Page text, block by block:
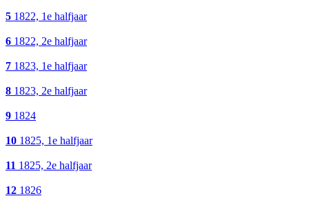
5 1822, 1e halfjaar
6 1822, 2e halfjaar
7 1823, 1e halfjaar
8 1823, 2e halfjaar
9 1824
10 1825, 1e halfjaar
11 1825, 2e halfjaar
12 1826